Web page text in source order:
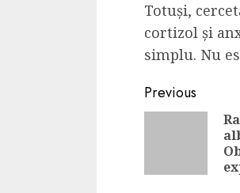
Totuși,
cortizol și
simplu. Nu
Continue
Reading
Previous